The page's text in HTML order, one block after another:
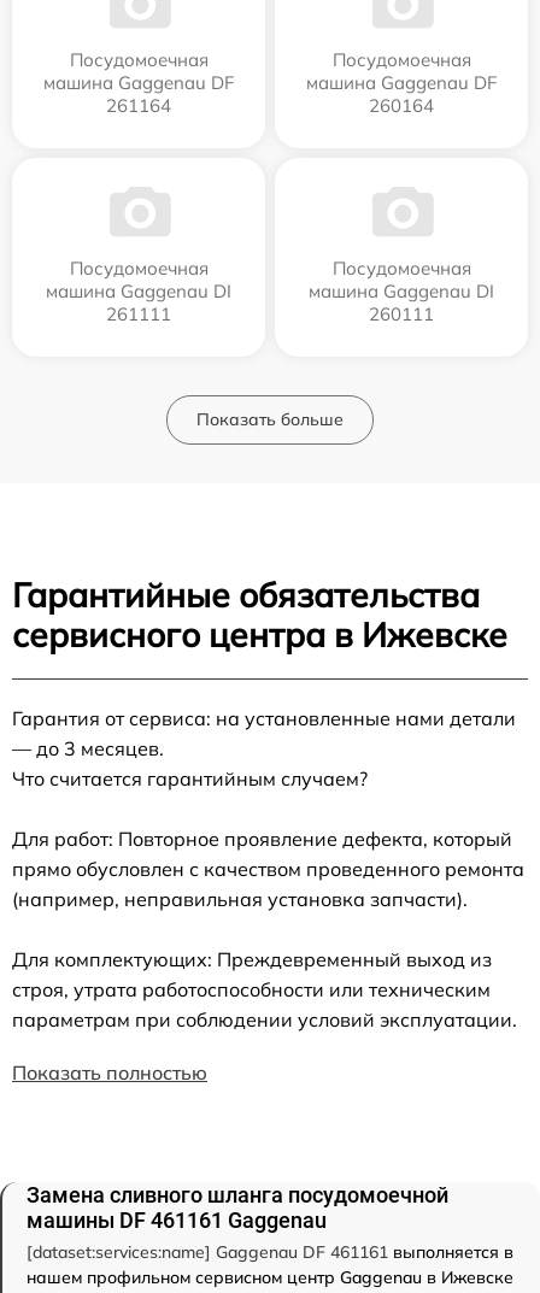
Посудомоечная
машина Gaggenau DF
261164
Посудомоечная
машина Gaggenau DF
260164
Посудомоечная
машина Gaggenau DI
261111
Посудомоечная
машина Gaggenau DI
260111
Показать больше
Гарантийные обязательства
сервисного центра в Ижевске
Гарантия от сервиса: на установленные нами детали
— до 3 месяцев.
Что считается гарантийным случаем?
Для работ: Повторное проявление дефекта, который
прямо обусловлен с качеством проведенного ремонта
(например, неправильная установка запчасти).
Для комплектующих: Преждевременный выход из
строя, утрата работоспособности или техническим
параметрам при соблюдении условий эксплуатации.
Показать полностью
Замена сливного шланга посудомоечной
машины DF 461161 Gaggenau
[dataset:services:name] Gaggenau DF 461161 выполняется в
нашем профильном сервисном центр Gaggenau в Ижевске